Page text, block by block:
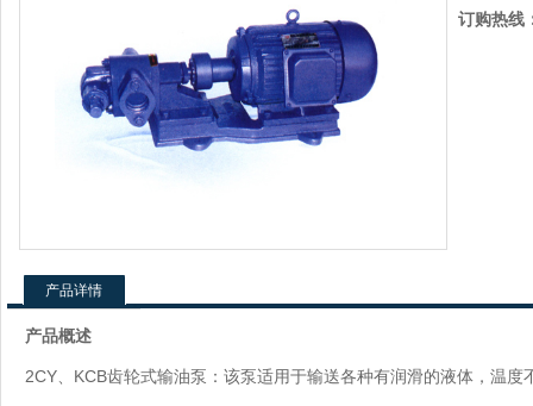
订购热线
产品详情
产品概述
2CY、KCB齿轮式输油泵：该泵适用于输送各种有润滑的液体，温